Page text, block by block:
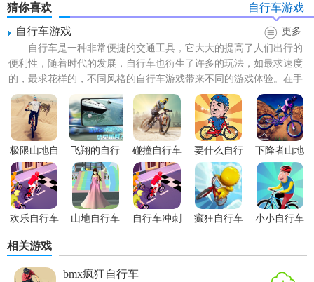
种突发情况。
2. 技巧运用：通过灵活运用跳跃、加速等技巧，你可以更快
地穿越各种障碍物。
3. 道具组合：合理搭配道具，可以让你的角色在比赛中发挥
出更强大的能力。
4. 挑战极限：不断挑战自己的极限，尝试完成更高难度的动
作，让你的成绩更上一层楼。
5. 收集成就：在比赛中获得成就，让你的荣誉感和成就感得
到满足。
【BMX自行车赛游戏优势】
1. 真实的物理引擎：游戏采用了BMX自行车的真实物理引
擎，让你的操作更为逼真。
猜你喜欢
自行车游戏
自行车游戏
更多
自行车是一种非常便捷的交通工具，它大大的提高了人们出行的
便利性，随着时代的发展，自行车也衍生了许多的玩法，如最求速度
的，最求花样的，不同风格的自行车游戏带来不同的游戏体验。在手
机上的玩法更加多样，不管...
极限山地自
行车
飞翔的自行
车
碰撞自行车
游戏
要什么自行
车
下降者山地
自行车手游
欢乐自行车
山地自行车
自行车冲刺
癫狂自行车
小小自行车
相关游戏
bmx疯狂自行车